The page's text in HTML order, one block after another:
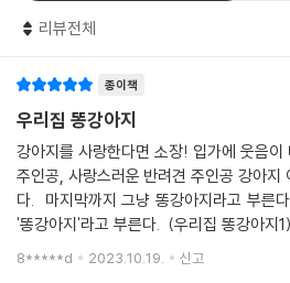
하지만 생각해 보면, 강아지에게 무슨 잘
강아지가 이런저런 상담을 다니며 점점 풀
눈물까지 고이는 모습을 보노라면 이러한
곰곰이 생각해 보게 합니다.
가출한 똥강아지는 어디로 사라졌을까?
똥강아지는 깨끗한 기저귀만 남겨 놓고 어
게 폐를 끼치기도 싫고, 자존심도 상했을
리뷰전체
종이책
우리집 똥강아지
강아지를 사랑한다면 소장! 입가에 웃음
주인공, 사랑스러운 반려견 주인공 강아지 이름이 그냥 "똥강아지"인가보
다. 마지막까지 그냥 똥강아지라고 부른
'똥강아지'라고 부른다. (우리집 똥강아지1) (우리집 똥강아지2) 똥강아
지를 위해 병원도 가보고, 여러가지 상담
8*****d 2023.10.19. 신고